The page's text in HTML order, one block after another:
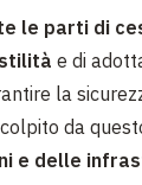
le parti di
e di
la
da
e delle